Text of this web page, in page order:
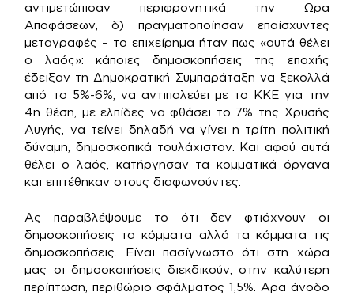
αντιμετώπισαν περιφρονητικά την Ωρα
Αποφάσεων, δ) πραγματοποίησαν επαίσχυντες
μεταγραφές – το επιχείρημα ήταν πως «αυτά θέλει
ο λαός»: κάποιες δημοσκοπήσεις της εποχής
έδειξαν τη Δημοκρατική Συμπαράταξη να ξεκολλά
από το 5%-6%, να αντιπαλεύει με το ΚΚΕ για την
4η θέση, με ελπίδες να φθάσει το 7% της Χρυσής
Αυγής, να τείνει δηλαδή να γίνει η τρίτη πολιτική
δύναμη, δημοσκοπικά τουλάχιστον. Και αφού αυτά
θέλει ο λαός, κατήργησαν τα κομματικά όργανα
και επιτέθηκαν στους διαφωνούντες.
Ας παραβλέψουμε το ότι δεν φτιάχνουν οι
δημοσκοπήσεις τα κόμματα αλλά τα κόμματα τις
δημοσκοπήσεις. Είναι πασίγνωστο ότι στη χώρα
μας οι δημοσκοπήσεις διεκδικούν, στην καλύτερη
περίπτωση, περιθώριο σφάλματος 1,5%. Αρα άνοδο